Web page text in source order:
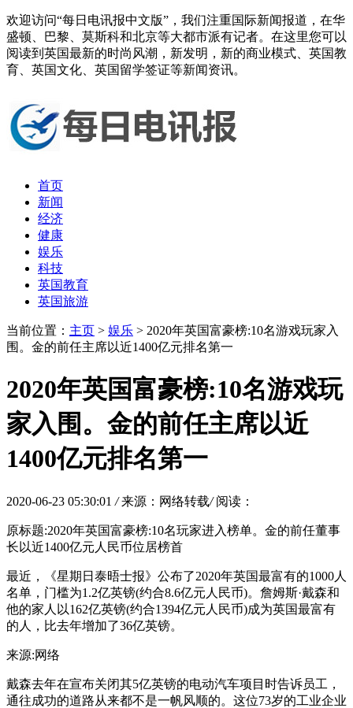
欢迎访问“每日电讯报中文版”，我们注重国际新闻报道，在华
盛顿、巴黎、莫斯科和北京等大都市派有记者。在这里您可以
阅读到英国最新的时尚风潮，新发明，新的商业模式、英国教
育、英国文化、英国留学签证等新闻资讯。
首页
新闻
经济
健康
娱乐
科技
英国教育
英国旅游
当前位置： 主页 > 娱乐 > 2020年英国富豪榜:10名游戏玩家入
围。金的前任主席以近1400亿元排名第一
2020年英国富豪榜:10名游戏玩
家入围。金的前任主席以近
1400亿元排名第一
2020-06-23 05:30:01 / 来源：网络转载/ 阅读：
原标题:2020年英国富豪榜:10名玩家进入榜单。金的前任董事
长以近1400亿元人民币位居榜首
最近，《星期日泰晤士报》公布了2020年英国最富有的1000人
名单，门槛为1.2亿英镑(约合8.6亿元人民币)。詹姆斯·戴森和
他的家人以162亿英镑(约合1394亿元人民币)成为英国最富有
的人，比去年增加了36亿英镑。
来源:网络
戴森去年在宣布关闭其5亿英镑的电动汽车项目时告诉员工，
通往成功的道路从来都不是一帆风顺的。这位73岁的工业企业